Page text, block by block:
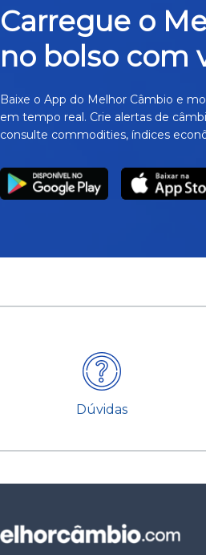
Carregue o
no bolso com
Baixe o App do Melhor Câmbio e
em tempo real. Crie alertas de
consulte commodities, índices
Dúvidas